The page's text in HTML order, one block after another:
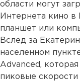
области могут
Интернета кино в
планшет или
Вслед за
населенном
Advanced,
пиковые скорости